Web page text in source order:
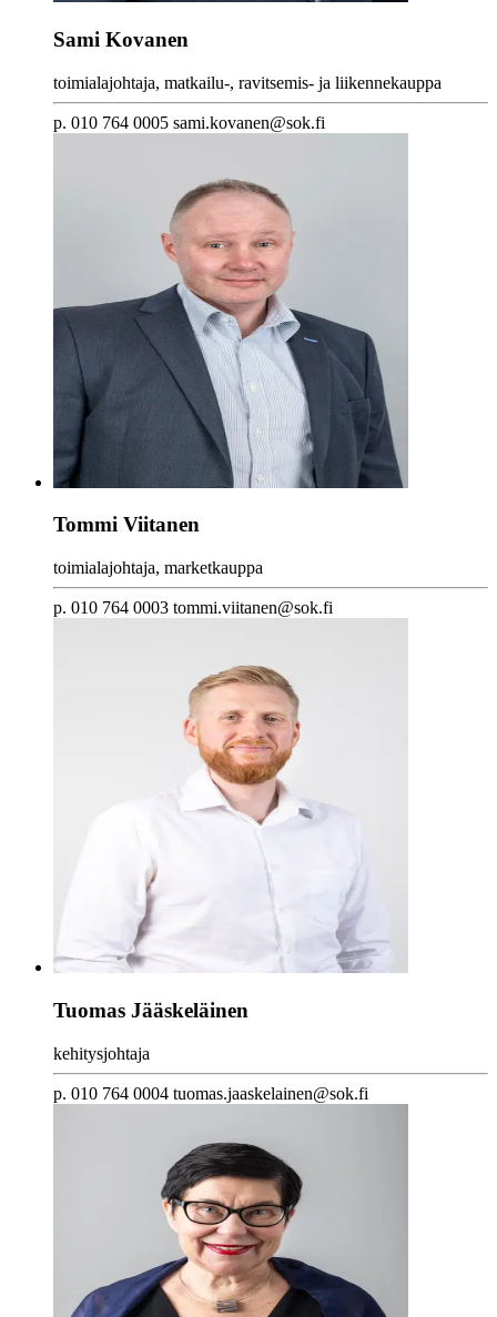
Sami Kovanen
toimialajohtaja, matkailu-, ravitsemis- ja liikennekauppa
p. 010 764 0005 sami.kovanen@sok.fi
Tommi Viitanen
toimialajohtaja, marketkauppa
p. 010 764 0003 tommi.viitanen@sok.fi
Tuomas Jääskeläinen
kehitysjohtaja
p. 010 764 0004 tuomas.jaaskelainen@sok.fi